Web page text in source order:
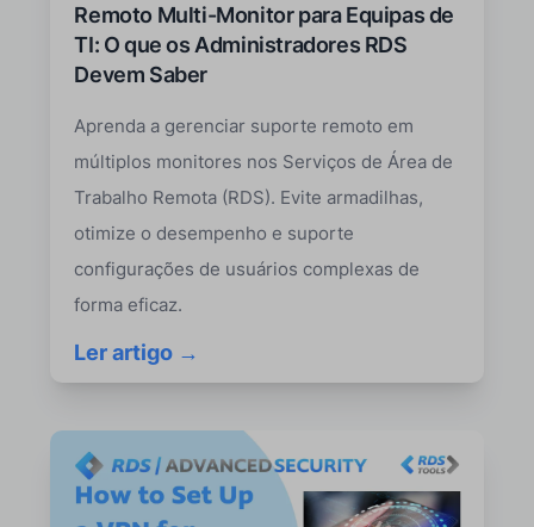
Remoto Multi-Monitor para Equipas de
TI: O que os Administradores RDS
Devem Saber
Aprenda a gerenciar suporte remoto em
múltiplos monitores nos Serviços de Área de
Trabalho Remota (RDS). Evite armadilhas,
otimize o desempenho e suporte
configurações de usuários complexas de
forma eficaz.
Ler artigo →